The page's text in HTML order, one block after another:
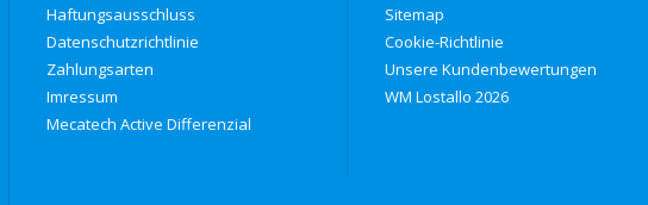
Haftungsausschluss
Datenschutzrichtlinie
Zahlungsarten
Imressum
Mecatech Active Differenzial
Sitemap
Cookie-Richtlinie
Unsere Kundenbewertungen
WM Lostallo 2026